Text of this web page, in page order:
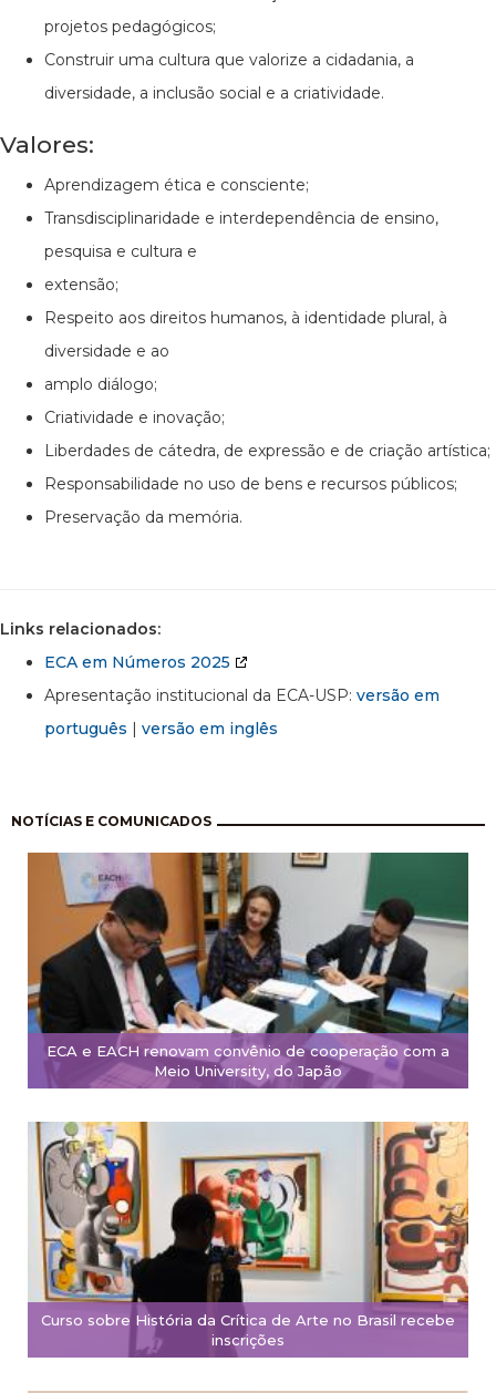
projetos pedagógicos;
Construir uma cultura que valorize a cidadania, a
diversidade, a inclusão social e a criatividade.
Valores:
Aprendizagem ética e consciente;
Transdisciplinaridade e interdependência de ensino,
pesquisa e cultura e
extensão;
Respeito aos direitos humanos, à identidade plural, à
diversidade e ao
amplo diálogo;
Criatividade e inovação;
Liberdades de cátedra, de expressão e de criação artística;
Responsabilidade no uso de bens e recursos públicos;
Preservação da memória.
Links relacionados:
ECA em Números 2025
Apresentação institucional da ECA-USP: versão em
português | versão em inglês
NOTÍCIAS E COMUNICADOS
ECA e EACH renovam convênio de cooperação com a
Meio University, do Japão
Curso sobre História da Crítica de Arte no Brasil recebe
inscrições
Paginação